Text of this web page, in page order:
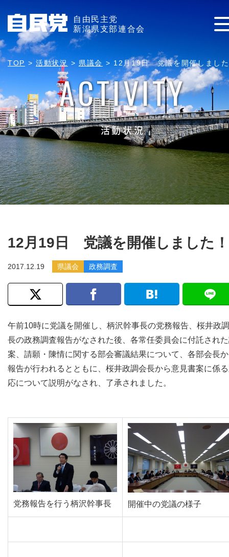
自由民主党
新潟県支部連合会
TOP >活動状況 > 県議会 >12月19日 党議を開催しまし
ACTIVITY
活動状況
12月19日 党議を開催しました！
2017.12.19 県議会 政務調査
午前10時に党議を開催し、柄沢幹事長の党務報告、桜井政
長の政務調査報告がなされた後、各常任委員会に付託され
案、請願・陳情に関する部会審議結果について、各部会長
報告が行われるとともに、桜井政調会長から意見書案に係
応について説明がなされ、了承されました。
党務報告を行う柄沢幹事長 開催中の党議の様子